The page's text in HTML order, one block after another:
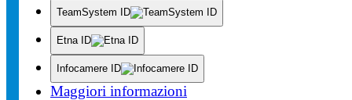
TeamSystem ID
Etna ID
Infocamere ID
Maggiori informazioni